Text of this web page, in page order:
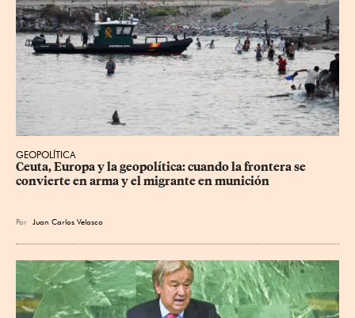
GEOPOLÍTICA
Ceuta, Europa y la geopolítica: cuando la frontera se
convierte en arma y el migrante en munición
Por Juan Carlos Velasco